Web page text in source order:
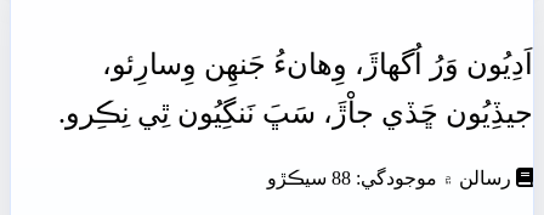
اَدِيُون وَرُ اُگهاڙَ، وِھانءُ جَنھِن وِسارِئو،
جيڏِيُون ڇَڏي جاْڙَ، سَڀَ نَنگِيُون ٿِي نِڪِرو.
رسالن ۾ موجودگي: 88 سيڪڙو